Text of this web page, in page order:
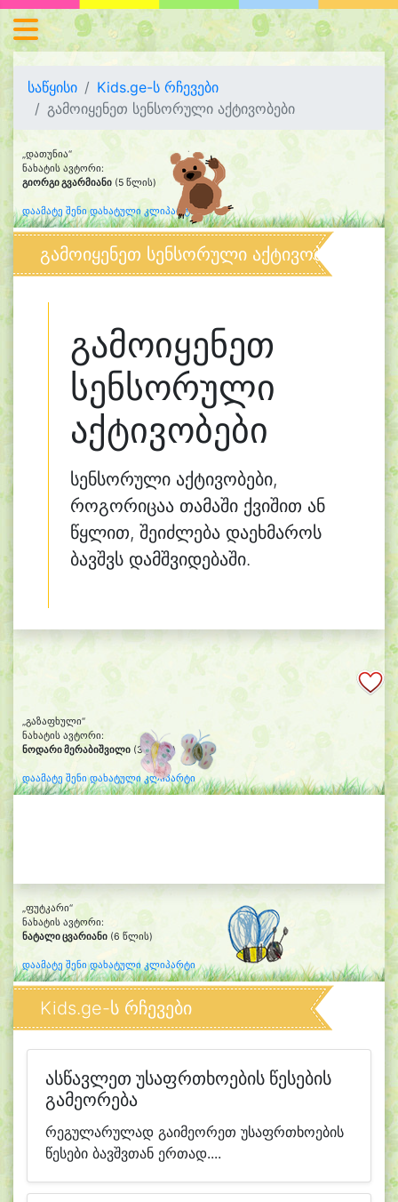
საწყისი
Kids.ge-ს რჩევები
გამოიყენეთ სენსორული აქტივობები
„დათუნია“
ნახატის ავტორი:
გიორგი გვარმიანი (5 წლის)
დაამატე შენი დახატული კლიპარტი
გამოიყენეთ სენსორული აქტივობები
გამოიყენეთ
სენსორული
აქტივობები
სენსორული აქტივობები,
როგორიცაა თამაში ქვიშით ან
წყლით, შეიძლება დაეხმაროს
ბავშვს დამშვიდებაში.
„გაზაფხული“
ნახატის ავტორი:
ნოდარი მერაბიშვილი (3 წლის)
დაამატე შენი დახატული კლიპარტი
„ფუტკარი“
ნახატის ავტორი:
ნატალი ცვარიანი (6 წლის)
დაამატე შენი დახატული კლიპარტი
Kids.ge-ს რჩევები
ასწავლეთ უსაფრთხოების წესების
გამეორება
რეგულარულად გაიმეორეთ უსაფრთხოების
წესები ბავშვთან ერთად....